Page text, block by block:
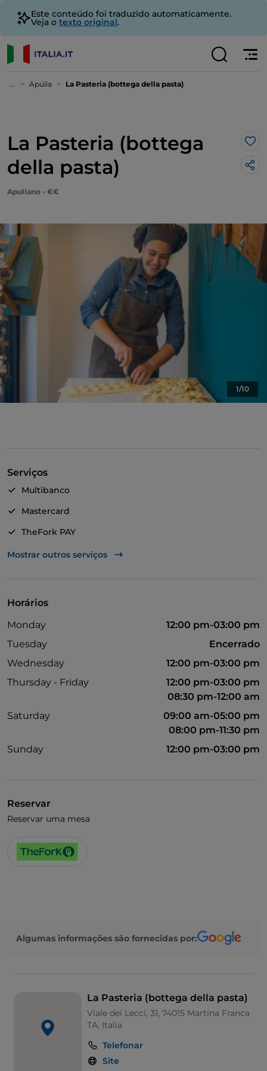
Este conteúdo foi traduzido automaticamente.
Veja o texto original.
... Apúlia La Pasteria (bottega della pasta)
La Pasteria (bottega
della pasta)
Apuliano - €€
1/10
Serviços
Multibanco
Mastercard
TheFork PAY
UnionPay via TheFork PAY
Mostrar outros serviços
Horários
Monday
12:00 pm-03:00 pm
Tuesday
Encerrado
Wednesday
12:00 pm-03:00 pm
Thursday - Friday
12:00 pm-03:00 pm
08:30 pm-12:00 am
Saturday
09:00 am-05:00 pm
08:00 pm-11:30 pm
Sunday
12:00 pm-03:00 pm
Reservar
Reservar uma mesa
Algumas informações são fornecidas por:
La Pasteria (bottega della pasta)
Viale dei Lecci, 31, 74015 Martina Franca
TA, Italia
Telefonar
Site